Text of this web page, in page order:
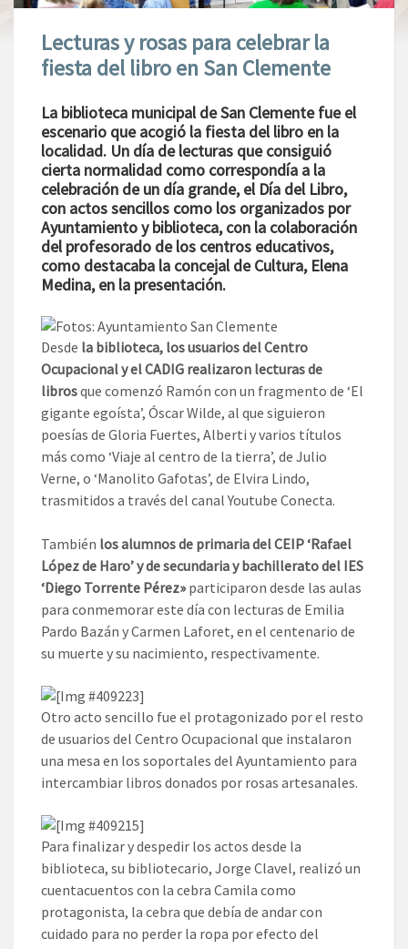
Lecturas y rosas para celebrar la
fiesta del libro en San Clemente
La biblioteca municipal de San Clemente fue el
escenario que acogió la fiesta del libro en la
localidad. Un día de lecturas que consiguió
cierta normalidad como correspondía a la
celebración de un día grande, el Día del Libro,
con actos sencillos como los organizados por
Ayuntamiento y biblioteca, con la colaboración
del profesorado de los centros educativos,
como destacaba la concejal de Cultura, Elena
Medina, en la presentación.
Desde la biblioteca, los usuarios del Centro
Ocupacional y el CADIG realizaron lecturas de
librosque comenzó Ramón con un fragmento de ‘El
gigante egoísta’, Óscar Wilde, al que siguieron
poesías de Gloria Fuertes, Alberti y varios títulos
más como ‘Viaje al centro de la tierra’, de Julio
Verne, o ‘Manolito Gafotas’, de Elvira Lindo,
trasmitidos a través del canal Youtube Conecta.
También los alumnos de primaria del CEIP ‘Rafael
López de Haro’ y de secundaria y bachillerato del IES
‘Diego Torrente Pérez»participaron desde las aulas
para conmemorar este día con lecturas de Emilia
Pardo Bazán y Carmen Laforet, en el centenario de
su muerte y su nacimiento, respectivamente.
Otro acto sencillo fue el protagonizado por el resto
de usuarios del Centro Ocupacional que instalaron
una mesa en los soportales del Ayuntamiento para
intercambiar libros donados por rosas artesanales.
Para finalizar y despedir los actos desde la
biblioteca, su bibliotecario, Jorge Clavel, realizó un
cuentacuentos con la cebra Camila como
protagonista, la cebra que debía de andar con
cuidado para no perder la ropa por efecto del